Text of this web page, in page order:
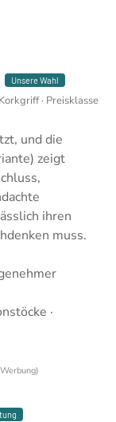
Unsere Wahl
· Preisklasse
und die
zeigt
ihren
muss.
·